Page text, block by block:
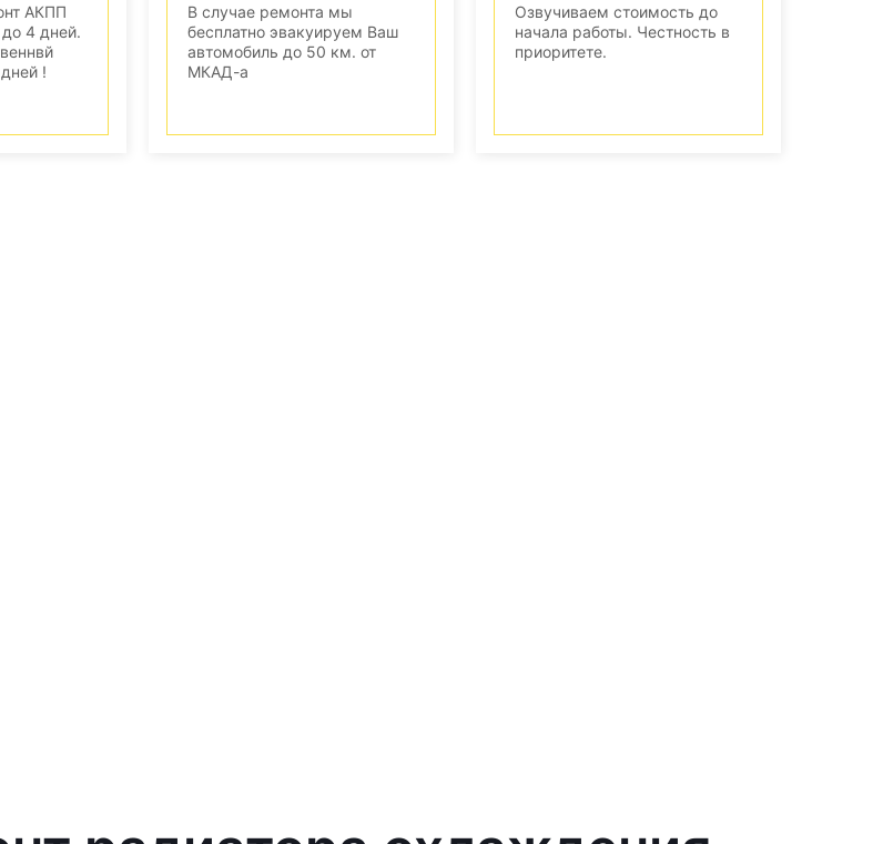
АКПП
до 4 дней.
!
В случае ремонта мы
бесплатно эвакуируем Ваш
автомобиль до 50 км. от
МКАД-а
Озвучиваем стоимость до
начала работы. Честность в
приоритете.